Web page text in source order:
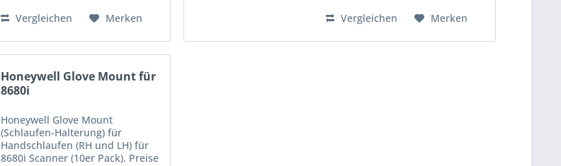
Vergleichen Merken Vergleichen Merken
Honeywell Glove Mount für
8680i
Honeywell Glove Mount
(Schlaufen-Halterung) für
Handschlaufen (RH und LH) für
8680i Scanner (10er Pack). Preise